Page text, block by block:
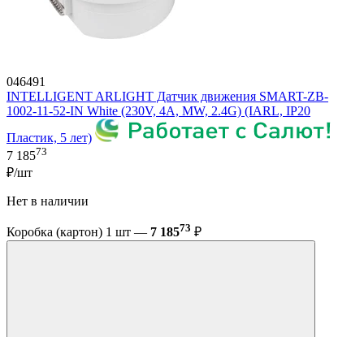
046491
INTELLIGENT ARLIGHT Датчик движения SMART-ZB-
1002-11-52-IN White (230V, 4A, MW, 2.4G) (IARL, IP20
Пластик, 5 лет)
7 18573
₽/шт
Нет в наличии
Коробка (картон) 1 шт — 7 18573 ₽